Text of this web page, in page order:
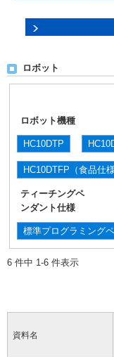
ロボット
ロボット機種
HC10DTP
HC10DTFP（食品仕様
ティーチングペ
ンダント仕様
標準プログラミング
6 件中 1-6 件表示
資料名